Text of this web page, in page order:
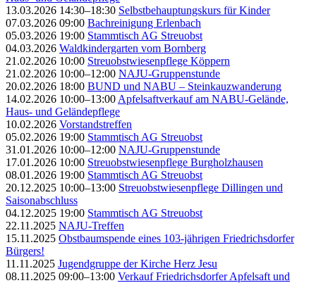
13.03.2026 14:30–18:30 Selbstbehauptungskurs für Kinder
07.03.2026 09:00 Bachreinigung Erlenbach
05.03.2026 19:00 Stammtisch AG Streuobst
04.03.2026 Waldkindergarten vom Bornberg
21.02.2026 10:00 Streuobstwiesenpflege Köppern
21.02.2026 10:00–12:00 NAJU-Gruppenstunde
20.02.2026 18:00 BUND und NABU – Steinkauzwanderung
14.02.2026 10:00–13:00 Apfelsaftverkauf am NABU-Gelände,
Haus- und Geländepflege
10.02.2026 Vorstandstreffen
05.02.2026 19:00 Stammtisch AG Streuobst
31.01.2026 10:00–12:00 NAJU-Gruppenstunde
17.01.2026 10:00 Streuobstwiesenpflege Burgholzhausen
08.01.2026 19:00 Stammtisch AG Streuobst
20.12.2025 10:00–13:00 Streuobstwiesenpflege Dillingen und
Saisonabschluss
04.12.2025 19:00 Stammtisch AG Streuobst
22.11.2025 NAJU-Treffen
15.11.2025 Obstbaumspende eines 103-jährigen Friedrichsdorfer
Bürgers!
11.11.2025 Jugendgruppe der Kirche Herz Jesu
08.11.2025 09:00–13:00 Verkauf Friedrichsdorfer Apfelsaft und